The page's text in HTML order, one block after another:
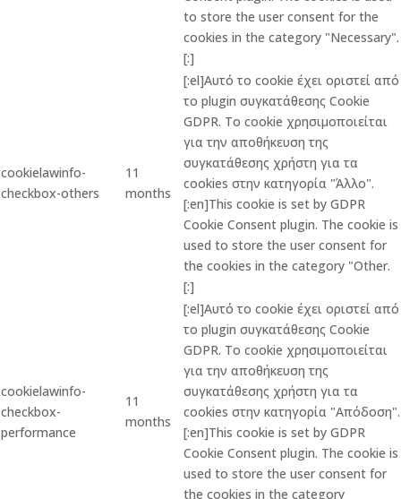
to store the user consent for the
cookies in the category "Necessary".
[:]
cookielawinfo-
checkbox-others
11
months
[:el]Αυτό το cookie έχει οριστεί από
το plugin συγκατάθεσης Cookie
GDPR. Το cookie χρησιμοποιείται
για την αποθήκευση της
συγκατάθεσης χρήστη για τα
cookies στην κατηγορία "Άλλο".
[:en]This cookie is set by GDPR
Cookie Consent plugin. The cookie is
used to store the user consent for
the cookies in the category "Other.
[:]
cookielawinfo-
checkbox-
performance
11
months
[:el]Αυτό το cookie έχει οριστεί από
το plugin συγκατάθεσης Cookie
GDPR. Το cookie χρησιμοποιείται
για την αποθήκευση της
συγκατάθεσης χρήστη για τα
cookies στην κατηγορία "Απόδοση".
[:en]This cookie is set by GDPR
Cookie Consent plugin. The cookie is
used to store the user consent for
the cookies in the category